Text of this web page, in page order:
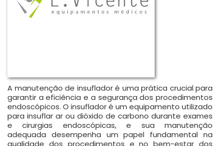
A manutenção de insuflador é uma prática crucial para
garantir a eficiência e a segurança dos procedimentos
endoscópicos. O insuflador é um equipamento utilizado
para insuflar ar ou dióxido de carbono durante exames
e cirurgias endoscópicas, e sua manutenção
adequada desempenha um papel fundamental na
qualidade dos procedimentos e no bem-estar dos